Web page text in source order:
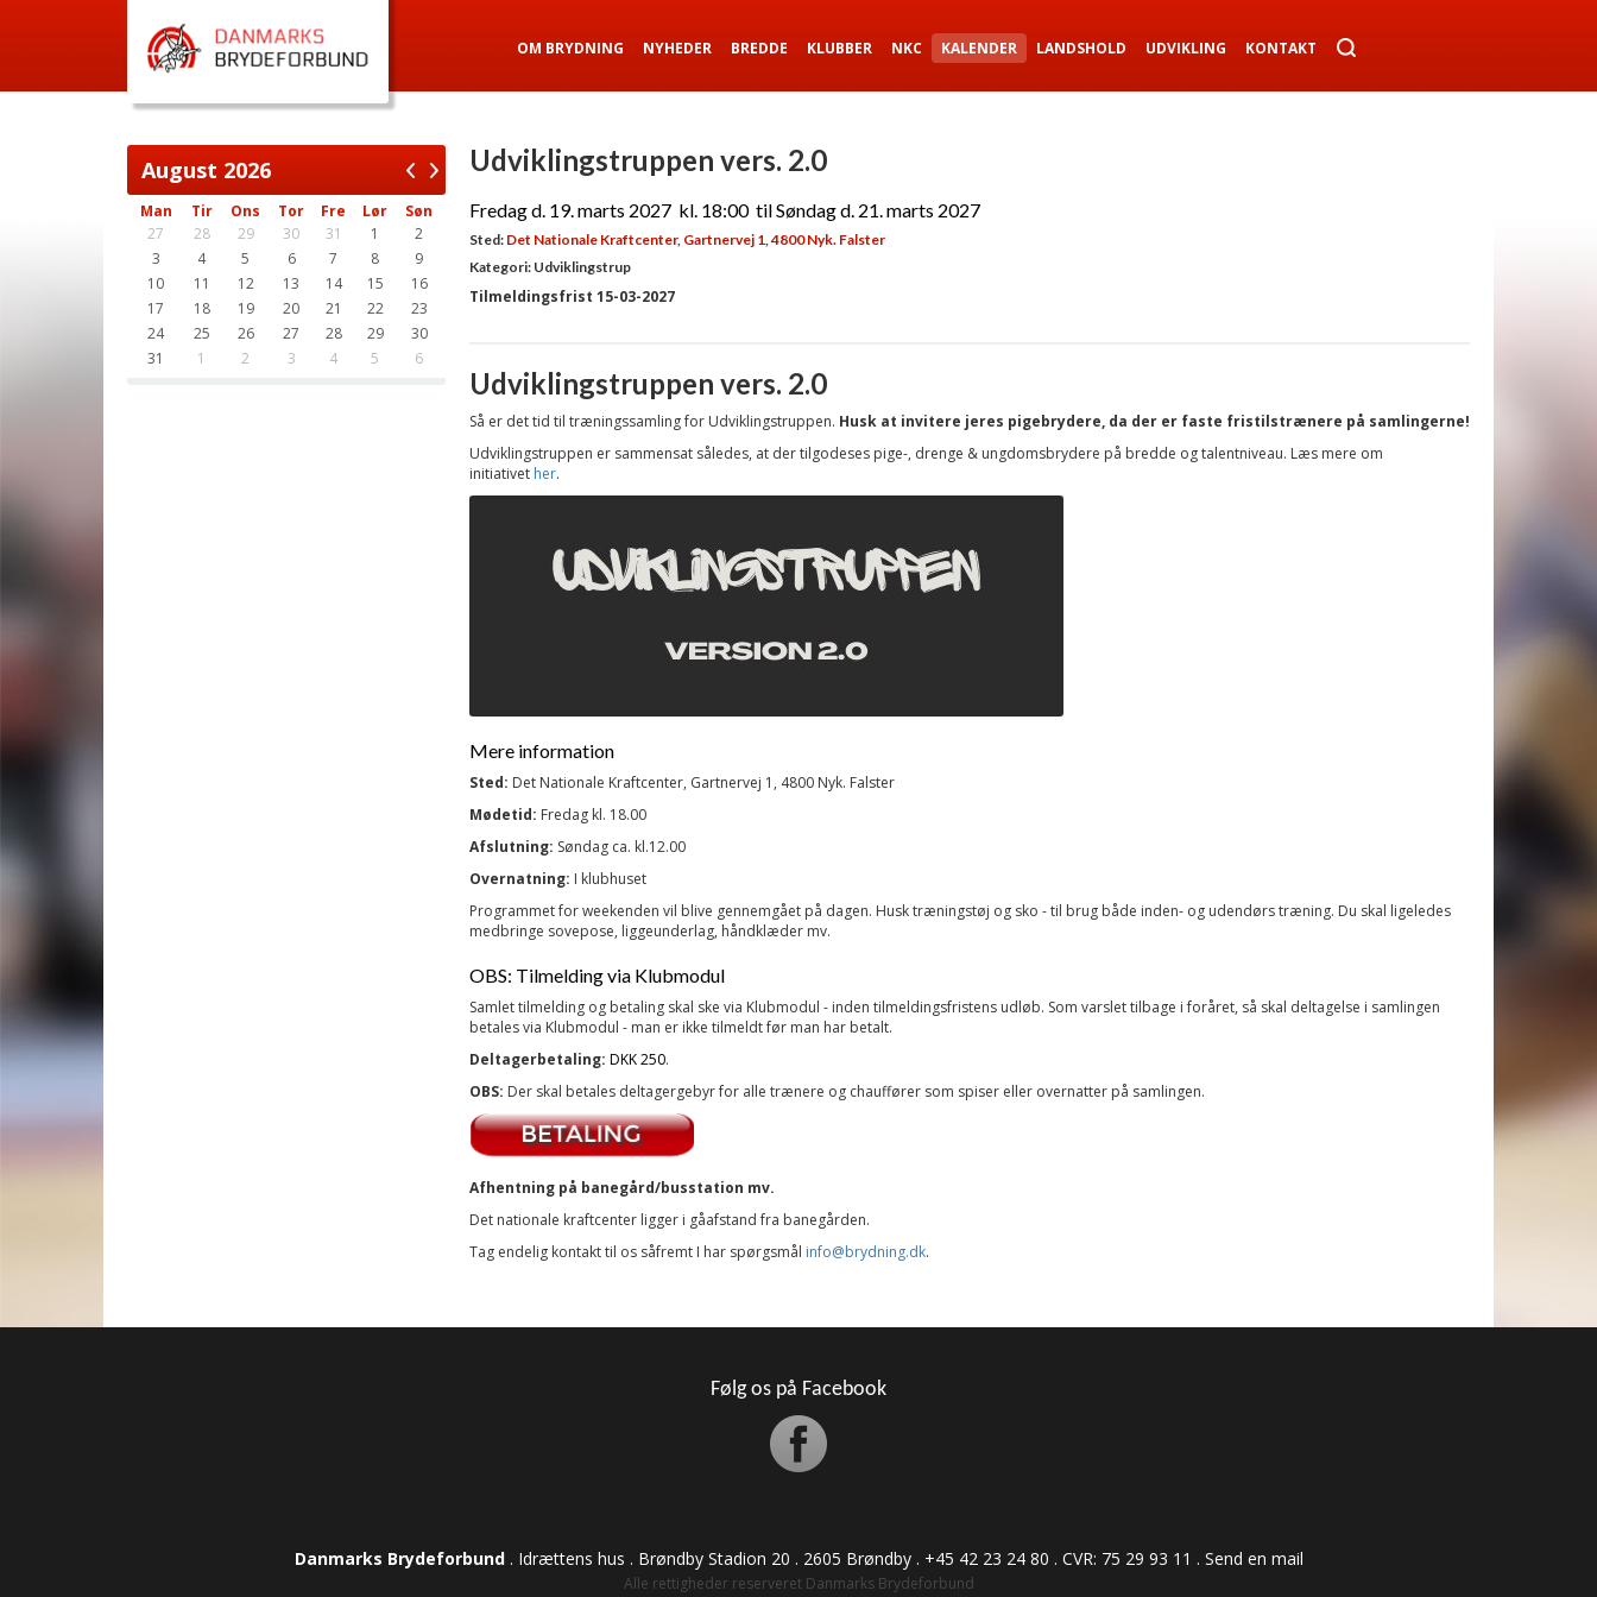
OM BRYDNING NYHEDER BREDDE KLUBBER NKC KALENDER LANDSHOLD UDVIKLING KONTAKT
August 2026
Man Tir Ons Tor Fre Lør
Søn
27
28 29 30 31 1
2
3
4 5 6 7 8
9
10
11 12 13 14 15
16
17
18 19 20 21 22
23
24
25 26 27 28 29
30
31
1 2 3 4 5 6
Udviklingstruppen vers. 2.0
Fredag d. 19. marts 2027 kl. 18:00 til Søndag d. 21. marts 2027
Sted: Det Nationale Kraftcenter, Gartnervej 1, 4800 Nyk. Falster
Kategori: Udviklingstrup
Tilmeldingsfrist 15-03-2027
Udviklingstruppen vers. 2.0
Så er det tid til træningssamling for Udviklingstruppen. Husk at invitere jeres pigebrydere, da der er faste fristilstrænere på samlingerne!
Udviklingstruppen er sammensat således, at der tilgodeses pige-, drenge & ungdomsbrydere på bredde og talentniveau. Læs mere om
initiativet her.
Mere information
Sted: Det Nationale Kraftcenter, Gartnervej 1, 4800 Nyk. Falster
Mødetid: Fredag kl. 18.00
Afslutning: Søndag ca. kl.12.00
Overnatning: I klubhuset
Programmet for weekenden vil blive gennemgået på dagen. Husk træningstøj og sko - til brug både inden- og udendørs træning. Du skal ligeledes
medbringe sovepose, liggeunderlag, håndklæder mv.
OBS: Tilmelding via Klubmodul
Samlet tilmelding og betaling skal ske via Klubmodul - inden tilmeldingsfristens udløb. Som varslet tilbage i foråret, så skal deltagelse i samlingen
betales via Klubmodul - man er ikke tilmeldt før man har betalt.
Deltagerbetaling: DKK 250.
OBS: Der skal betales deltagergebyr for alle trænere og chauffører som spiser eller overnatter på samlingen.
Afhentning på banegård/busstation mv.
Det nationale kraftcenter ligger i gåafstand fra banegården.
Tag endelig kontakt til os såfremt I har spørgsmål info@brydning.dk.
Følg os på Facebook
Danmarks Brydeforbund. Idrættens hus . Brøndby Stadion 20 . 2605 Brøndby . +45 42 23 24 80 . CVR: ​​​​​​75 29 93 11 . Send en mail
Alle rettigheder reserveret Danmarks Brydeforbund